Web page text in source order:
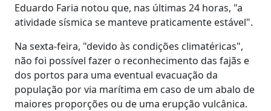
Eduardo Faria notou que, nas últimas 24 horas, "a
atividade sísmica se manteve praticamente estável".
Na sexta-feira, "devido às condições climatéricas",
não foi possível fazer o reconhecimento das fajãs e
dos portos para uma eventual evacuação da
população por via marítima em caso de um abalo de
maiores proporções ou de uma erupção vulcânica.